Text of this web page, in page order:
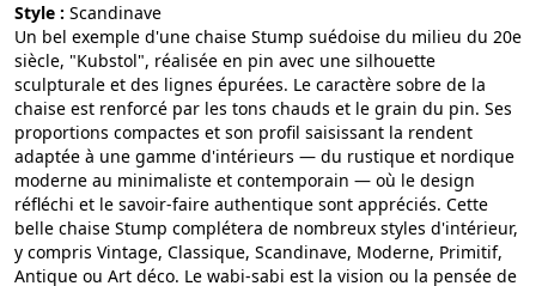
Style :
scandinave
Un bel exemple d'une chaise Stump suédoise du milieu du 20e
siècle, "Kubstol", réalisée en pin avec une silhouette
sculpturale et des lignes épurées. Le caractère sobre de la
chaise est renforcé par les tons chauds et le grain du pin. Ses
proportions compactes et son profil saisissant la rendent
adaptée à une gamme d'intérieurs — du rustique et nordique
moderne au minimaliste et contemporain — où le design
réfléchi et le savoir-faire authentique sont appréciés. Cette
belle chaise Stump complétera de nombreux styles d'intérieur,
y compris Vintage, Classique, Scandinave, Moderne, Primitif,
Antique ou Art déco. Le wabi-sabi est la vision ou la pensée de